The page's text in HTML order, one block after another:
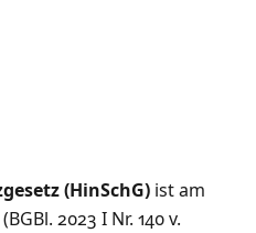
(HinSchG) ist am
2023 I Nr. 140 v.